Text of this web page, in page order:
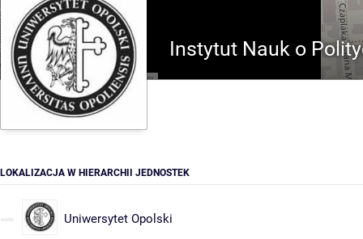
Instytut Nauk o
LOKALIZACJA W HIERARCHII JEDNOSTEK
Uniwersytet Opolski